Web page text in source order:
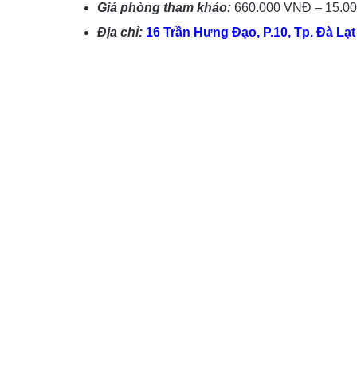
Giá phòng tham khảo: 660.000 VNĐ –
Địa chỉ: 16 Trần Hưng Đạo, P.10, Tp. Đà Lạt